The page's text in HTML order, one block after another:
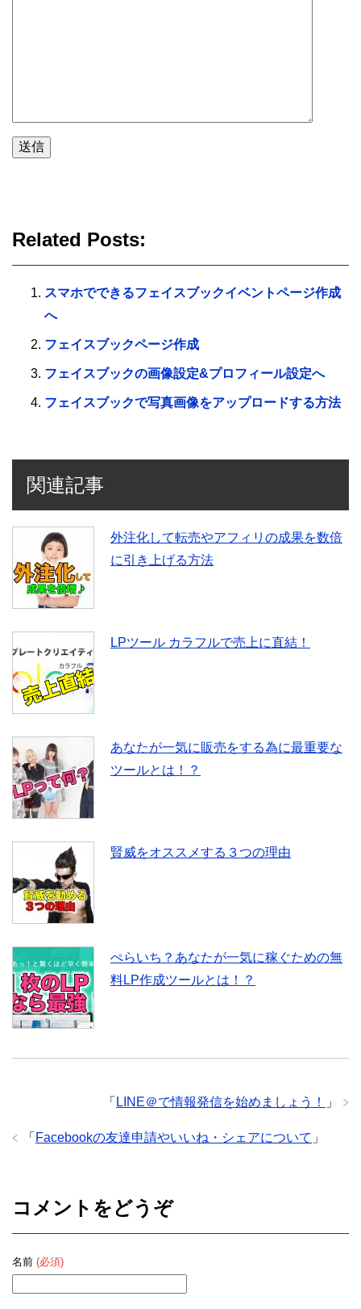
Related Posts:
スマホでできるフェイスブックイベントページ作成
へ
フェイスブックページ作成
フェイスブックの画像設定&プロフィール設定へ
フェイスブックで写真画像をアップロードする方法
関連記事
外注化して転売やアフィリの成果を数倍
に引き上げる方法
LPツール カラフルで売上に直結！
あなたが一気に販売をする為に最重要な
ツールとは！？
賢威をオススメする３つの理由
ぺらいち？あなたが一気に稼ぐための無
料LP作成ツールとは！？
「 LINE＠で情報発信を始めましょう！ 」
「 Facebookの友達申請やいいね・シェアについて 」
コメントをどうぞ
名前 (必須)